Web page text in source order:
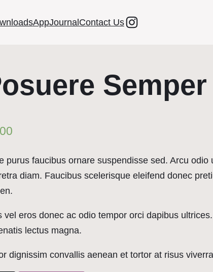
AppJournal Contact Us
Semper
purus faucibus ornare suspendisse sed. Arcu odio
diam. Faucibus scelerisque eleifend donec
vel eros donec ac odio tempor orci dapibus
lectus magna.
dignissim convallis aenean et tortor at risus